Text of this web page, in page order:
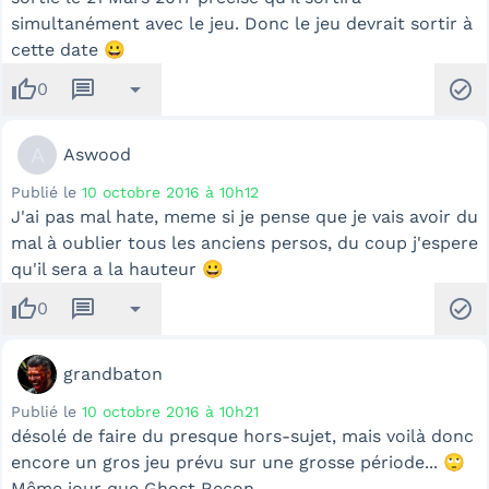
simultanément avec le jeu. Donc le jeu devrait sortir à
cette date 😀
thumb_up0 message arrow_drop_down check_circle
Aswood
Publié le 10 octobre 2016 à 10h12
J'ai pas mal hate, meme si je pense que je vais avoir du
mal à oublier tous les anciens persos, du coup j'espere
qu'il sera a la hauteur 😀
thumb_up0 message arrow_drop_down check_circle
grandbaton
Publié le 10 octobre 2016 à 10h21
désolé de faire du presque hors-sujet, mais voilà donc
encore un gros jeu prévu sur une grosse période... 🙄